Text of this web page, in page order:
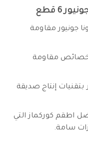
6 قطع
جونيور مقاومة
بخصائص مقاومة
إنتاج صديقة
اطقم كوركماز التي
سامة.